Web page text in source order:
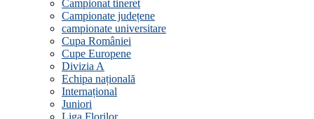
Campionat tineret
Campionate județene
campionate universitare
Cupa României
Cupe Europene
Divizia A
Echipa națională
Internațional
Juniori
Liga Florilor